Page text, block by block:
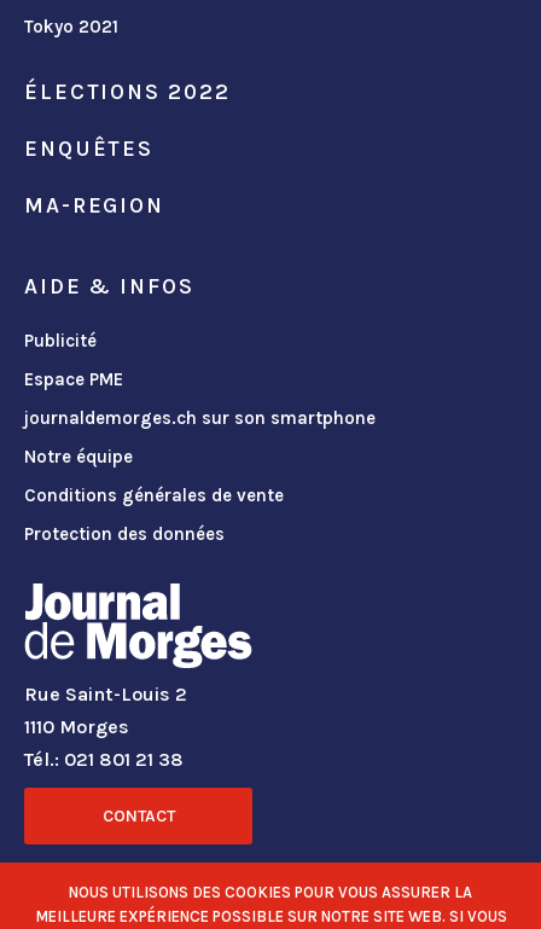
Tokyo 2021
ÉLECTIONS 2022
ENQUÊTES
MA-REGION
AIDE & INFOS
Publicité
Espace PME
journaldemorges.ch sur son smartphone
Notre équipe
Conditions générales de vente
Protection des données
Rue Saint-Louis 2
1110 Morges
Tél.: 021 801 21 38
CONTACT
RÉSEAUX SOCIAUX
NOUS UTILISONS DES COOKIES POUR VOUS ASSURER LA
MEILLEURE EXPÉRIENCE POSSIBLE SUR NOTRE SITE WEB. SI VOUS